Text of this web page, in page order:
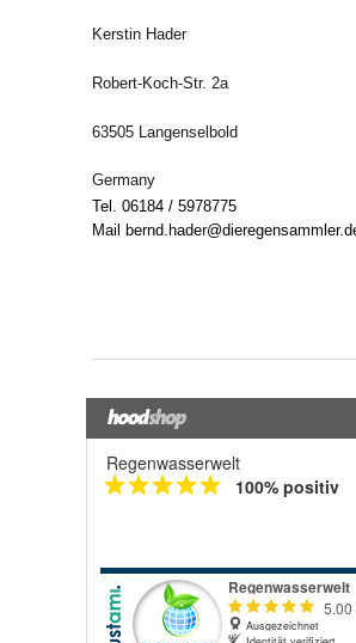
Regenwasserwelt
100% positiv